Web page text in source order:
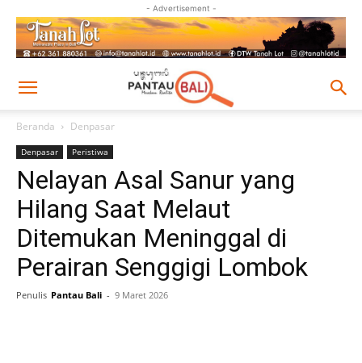
- Advertisement -
Beranda Denpasar
Denpasar Peristiwa
Nelayan Asal Sanur yang
Hilang Saat Melaut
Ditemukan Meninggal di
Perairan Senggigi Lombok
Penulis Pantau Bali - 9 Maret 2026